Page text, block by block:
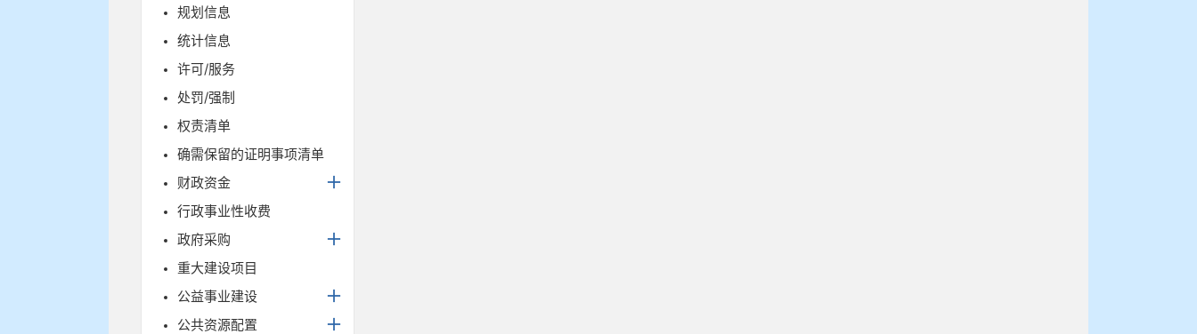
规划信息
统计信息
许可/服务
处罚/强制
权责清单
确需保留的证明事项清单
财政资金
行政事业性收费
政府采购
重大建设项目
公益事业建设
公共资源配置